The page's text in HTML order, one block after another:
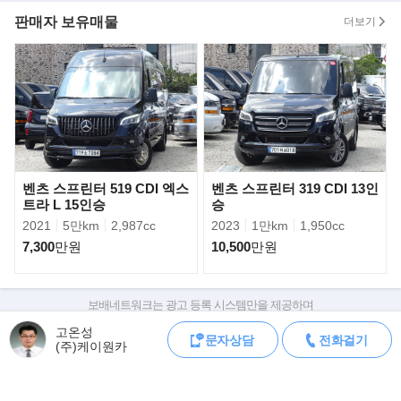
국내 수입분은 독일 뒤셀도르프 공장과 뤼디스페데 공장에서 생산
한다.
판매자 보유매물 더보기
벤츠 스프린터 519 CDI 엑스
트라 L 15인승
2021 5만km 2,987cc
7,300만원
벤츠 스프린터 319 CDI 13인
승
2023 1만km 1,950cc
10,500만원
고온성
(주)케이원카
문자상담 전화걸기
보배네트워크는 광고 등록 시스템만을 제공하며
판매자가 직접 등록한 내용에 대한 모든 책임은 판매자에게 있습니다.
차량 구매 시 차량등록증, 성능점검기록부, 실제 차량 상태,
차대번호 조회로 직접 정보를 확인하세요.